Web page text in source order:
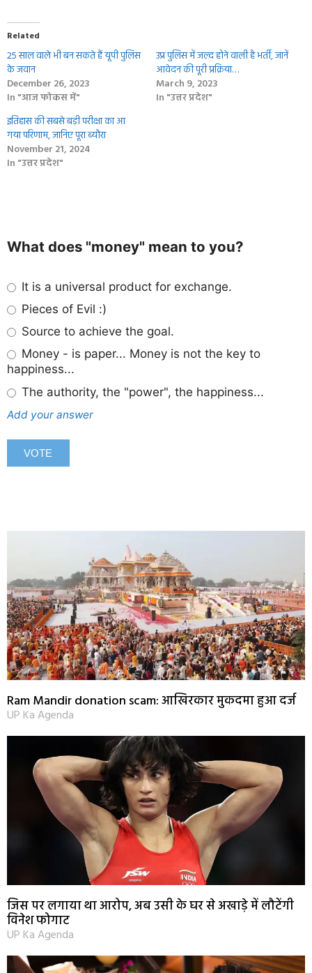
Related
25 साल वाले भी बन सकते हैं यूपी पुलिस
के जवान
December 26, 2023
In "आज फोकस में"
उप्र पुलिस में जल्द होने वाली है भर्ती, जानें
आवेदन की पूरी प्रक्रिया…
March 9, 2023
In "उत्तर प्रदेश"
इतिहास की सबसे बड़ी परीक्षा का आ
गया परिणाम, जानिए पूरा ब्‍यौरा
November 21, 2024
In "उत्तर प्रदेश"
What does "money" mean to you?
It is a universal product for exchange.
Pieces of Evil :)
Source to achieve the goal.
Money - is paper... Money is not the key to
happiness...
The authority, the "power", the happiness...
Add your answer
Ram Mandir donation scam: आखिरकार मुकदमा हुआ दर्ज
UP Ka Agenda
जिस पर लगाया था आरोप, अब उसी के घर से अखाड़े में लौटेंगी
विनेश फोगाट
UP Ka Agenda